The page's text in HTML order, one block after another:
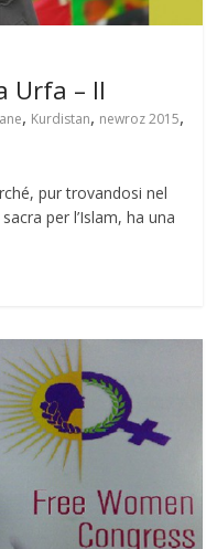
Urfa – II
, Kurdistan, newroz 2015,
pur trovandosi nel
per l’Islam, ha una